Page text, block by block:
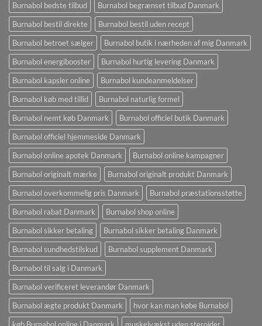
Burnabol bedste tilbud
Burnabol begrænset tilbud Danmark
Burnabol bestil direkte
Burnabol bestil uden recept
Burnabol betroet sælger
Burnabol butik i nærheden af ​​mig Danmark
Burnabol energibooster
Burnabol hurtig levering Danmark
Burnabol kapsler online
Burnabol kundeanmeldelser
Burnabol køb med tillid
Burnabol naturlig formel
Burnabol nemt køb Danmark
Burnabol officiel butik Danmark
Burnabol officiel hjemmeside Danmark
Burnabol online apotek Danmark
Burnabol online kampagner
Burnabol originalt mærke
Burnabol originalt produkt Danmark
Burnabol overkommelig pris Danmark
Burnabol præstationsstøtte
Burnabol rabat Danmark
Burnabol shop online
Burnabol sikker betaling
Burnabol sikker betaling Danmark
Burnabol sundhedstilskud
Burnabol supplement Danmark
Burnabol til salg i Danmark
Burnabol verificeret leverandør Danmark
Burnabol ægte produkt Danmark
hvor kan man købe Burnabol